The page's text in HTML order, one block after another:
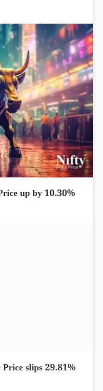
up by 10.88%